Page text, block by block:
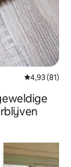
Gemiddelde
4,93 (81)